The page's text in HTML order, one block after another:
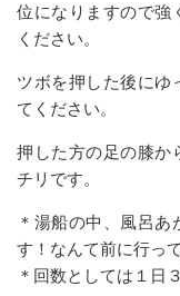
位になりますので強
ください。
ツボを押した後にゆ
てください。
押した方の足の膝か
チリです。
＊湯船の中、風呂
す！なんて前に行っ
＊回数としては１日